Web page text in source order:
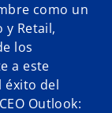
como un
Retail,
los
a este
éxito del
Outlook: